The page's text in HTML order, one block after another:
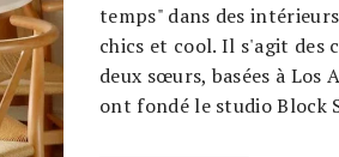
temps" dans des
chics et cool. Il s'agit des
deux sœurs, basées à Los
ont fondé le studio Block